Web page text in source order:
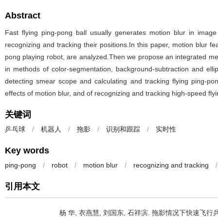
Abstract
Fast flying ping-pong ball usually generates motion blur in
recognizing and tracking their positions.In this paper, motion blur
pong playing robot, are analyzed.Then we propose an integrated
in methods of color-segmentation, background-subtraction and
detecting smear scope and calculating and tracking flying ping-
effects of motion blur, and of recognizing and tracking high-speed
关键词
乒乓球 / 机器人 / 拖影 / 识别和跟踪 / 实时性
Key words
ping-pong / robot / motion blur / recognizing and tracking /
引用本文
杨 华, 衣燕慧, 刘国东, 石祥滨. 拖影情况下快速飞行